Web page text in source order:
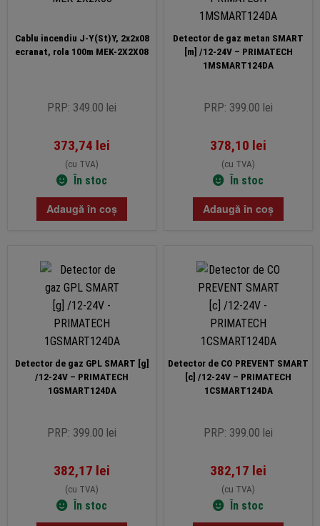
Cablu incendiu J-Y(St)Y, 2x2x08
ecranat, rola 100m MEK-2X2X08
PRP: 349.00 lei
373,74 lei
(cu TVA)
În stoc
Adaugă în coș
Detector de gaz metan SMART
[m] /12-24V – PRIMATECH
1MSMART124DA
PRP: 399.00 lei
378,10 lei
(cu TVA)
În stoc
Adaugă în coș
Detector de gaz GPL SMART [g]
/12-24V – PRIMATECH
1GSMART124DA
PRP: 399.00 lei
382,17 lei
(cu TVA)
În stoc
Detector de CO PREVENT SMART
[c] /12-24V – PRIMATECH
1CSMART124DA
PRP: 399.00 lei
382,17 lei
(cu TVA)
În stoc